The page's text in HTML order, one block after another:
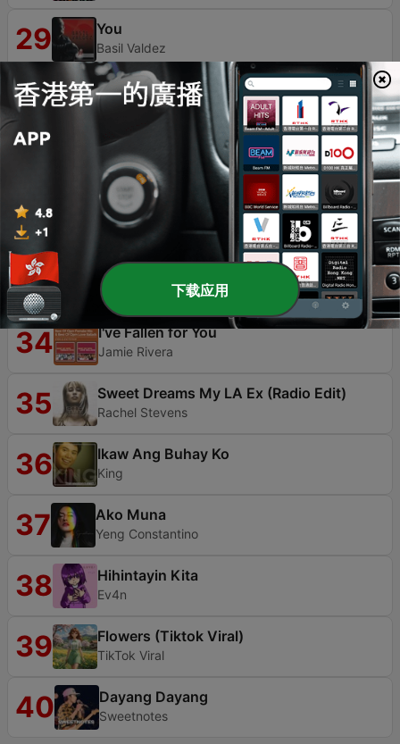
29 You
Basil Valdez
30 Kasama Kang Tumanda (Taglish Version)
Jackie Chavez
Ill Never Love This Way Again
Jamie Jean Mabasa
32 Ingat Ka
Willie Revillame
33 Don't Sleep in the Subway
Petula Clark
34 I've Fallen for You
Jamie Rivera
35 Sweet Dreams My LA Ex (Radio Edit)
Rachel Stevens
36 Ikaw Ang Buhay Ko
King
37 Ako Muna
Yeng Constantino
38 Hihintayin Kita
Ev4n
39 Flowers (Tiktok Viral)
TikTok Viral
40 Dayang Dayang
Sweetnotes
下载应用